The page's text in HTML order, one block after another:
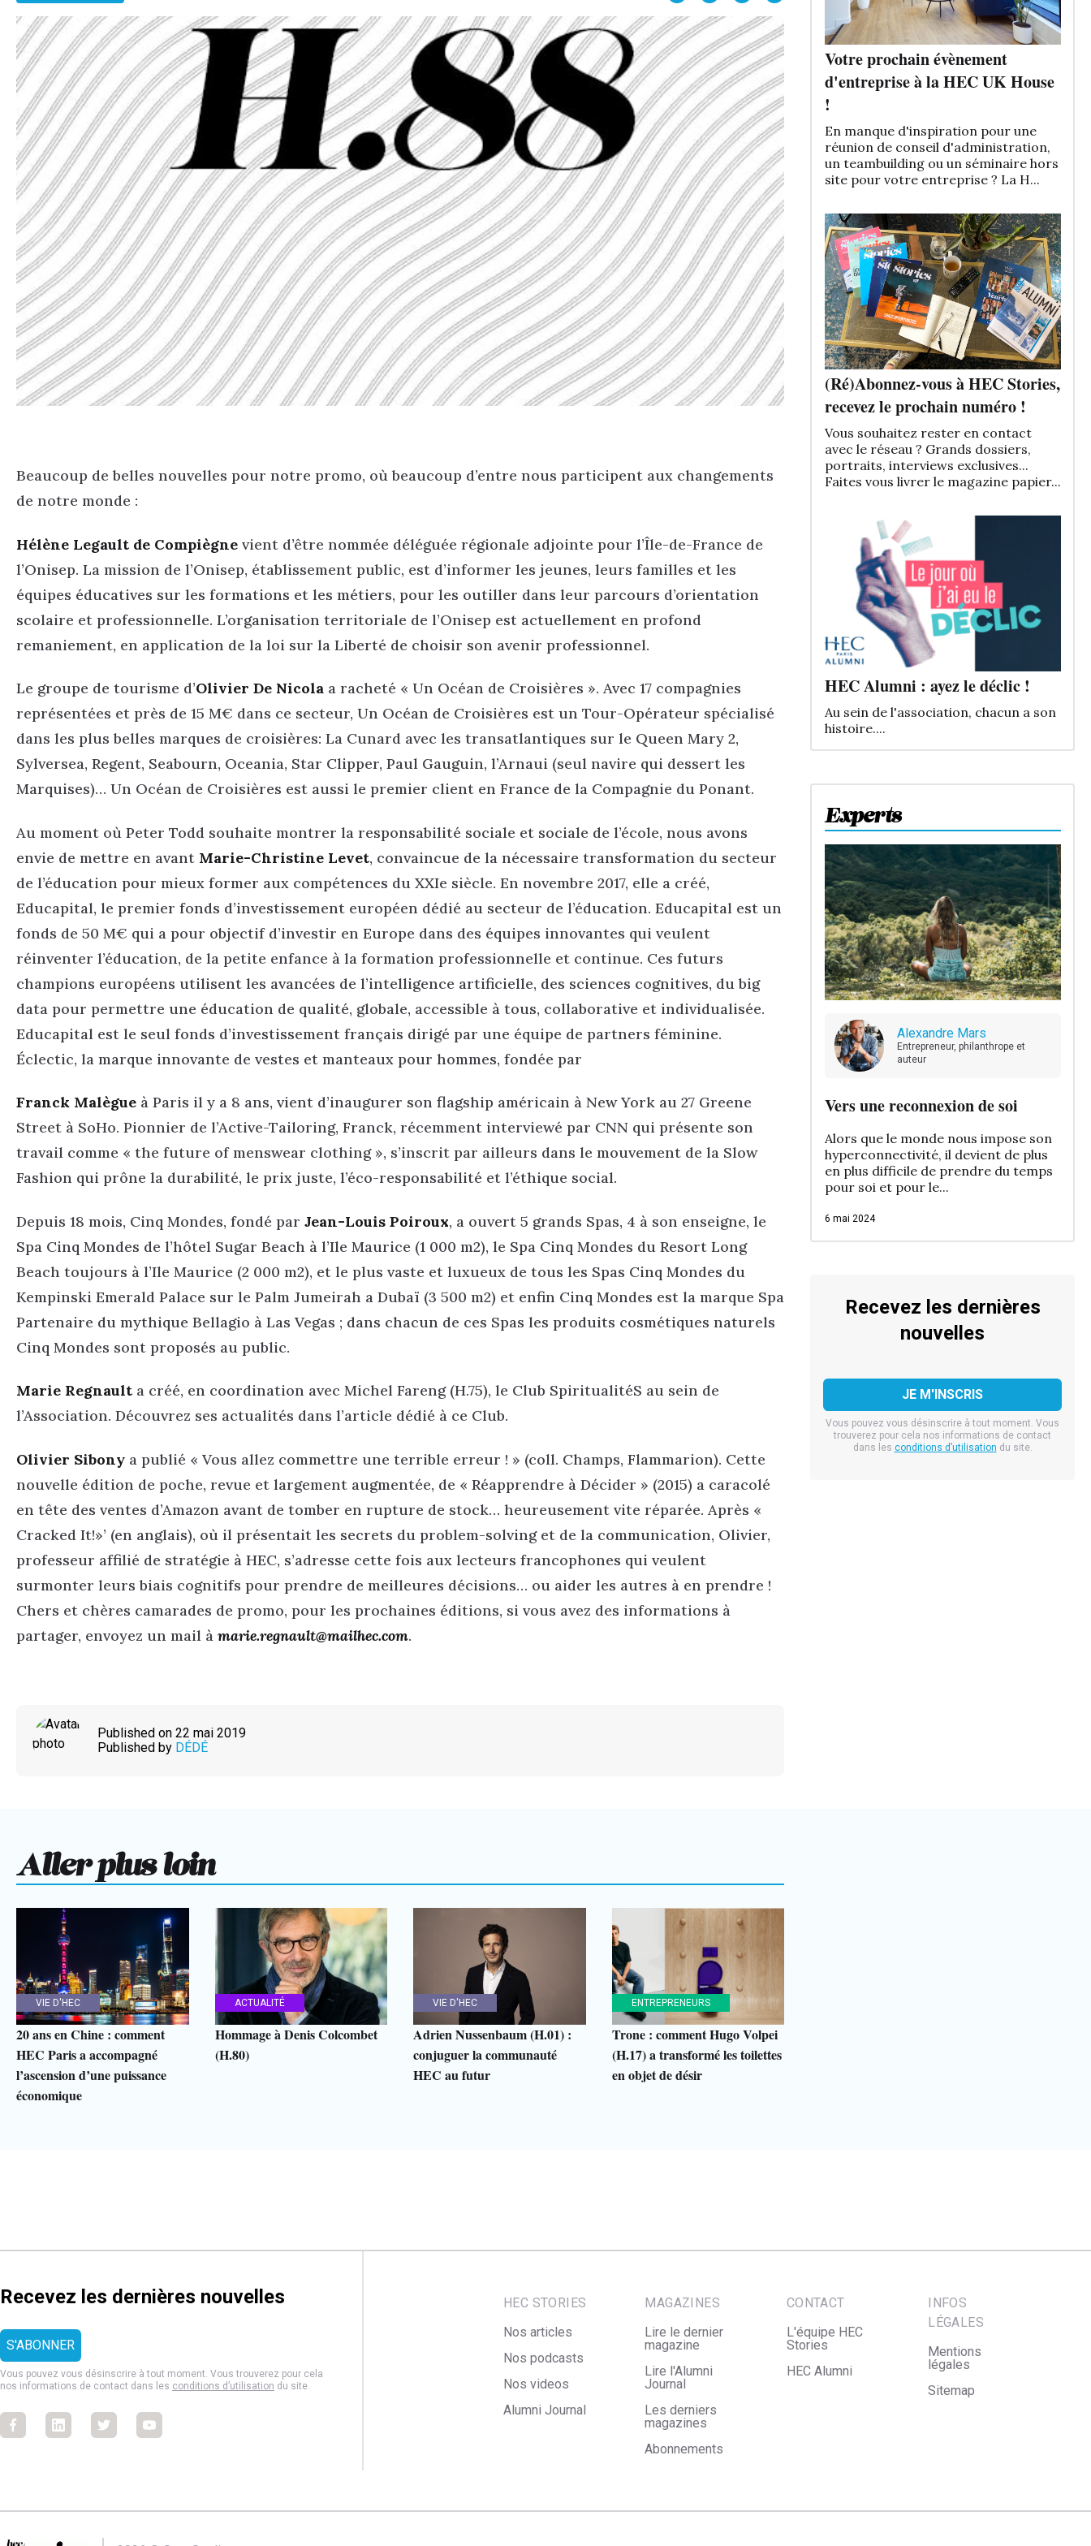
Beaucoup de belles nouvelles pour notre promo, où beaucoup d’entre nous participent aux changements
de notre monde :
Hélène Legault de Compiègne vient d’être nommée déléguée régionale adjointe pour l’Île-de-France de
l’Onisep. La mission de l’Onisep, établissement public, est d’informer les jeunes, leurs familles et les
équipes éducatives sur les formations et les métiers, pour les outiller dans leur parcours d’orientation
scolaire et professionnelle. L’organisation territoriale de l’Onisep est actuellement en profond
remaniement, en application de la loi sur la Liberté de choisir son avenir professionnel.
Le groupe de tourisme d’Olivier De Nicola a racheté « Un Océan de Croisières ». Avec 17 compagnies
représentées et près de 15 M€ dans ce secteur, Un Océan de Croisières est un Tour-Opérateur spécialisé
dans les plus belles marques de croisières: La Cunard avec les transatlantiques sur le Queen Mary 2,
Sylversea, Regent, Seabourn, Oceania, Star Clipper, Paul Gauguin, l’Arnaui (seul navire qui dessert les
Marquises)… Un Océan de Croisières est aussi le premier client en France de la Compagnie du Ponant.
Au moment où Peter Todd souhaite montrer la responsabilité sociale et sociale de l’école, nous avons
envie de mettre en avant Marie-Christine Levet, convaincue de la nécessaire transformation du secteur
de l’éducation pour mieux former aux compétences du XXIe siècle. En novembre 2017, elle a créé,
Educapital, le premier fonds d’investissement européen dédié au secteur de l’éducation. Educapital est un
fonds de 50 M€ qui a pour objectif d’investir en Europe dans des équipes innovantes qui veulent
réinventer l’éducation, de la petite enfance à la formation professionnelle et continue. Ces futurs
champions européens utilisent les avancées de l’intelligence artificielle, des sciences cognitives, du big
data pour permettre une éducation de qualité, globale, accessible à tous, collaborative et individualisée.
Educapital est le seul fonds d’investissement français dirigé par une équipe de partners féminine.
Éclectic, la marque innovante de vestes et manteaux pour hommes, fondée par
Franck Malègue à Paris il y a 8 ans, vient d’inaugurer son flagship américain à New York au 27 Greene
Street à SoHo. Pionnier de l’Active-Tailoring, Franck, récemment interviewé par CNN qui présente son
travail comme « the future of menswear clothing », s’inscrit par ailleurs dans le mouvement de la Slow
Fashion qui prône la durabilité, le prix juste, l’éco-responsabilité et l’éthique social.
Depuis 18 mois, Cinq Mondes, fondé par Jean-Louis Poiroux, a ouvert 5 grands Spas, 4 à son enseigne, le
Spa Cinq Mondes de l’hôtel Sugar Beach à l’Ile Maurice (1 000 m2), le Spa Cinq Mondes du Resort Long
Beach toujours à l’Ile Maurice (2 000 m2), et le plus vaste et luxueux de tous les Spas Cinq Mondes du
Kempinski Emerald Palace sur le Palm Jumeirah a Dubaï (3 500 m2) et enfin Cinq Mondes est la marque Spa
Partenaire du mythique Bellagio à Las Vegas ; dans chacun de ces Spas les produits cosmétiques naturels
Cinq Mondes sont proposés au public.
Marie Regnault a créé, en coordination avec Michel Fareng (H.75), le Club SpiritualitéS au sein de
l’Association. Découvrez ses actualités dans l’article dédié à ce Club.
Olivier Sibony a publié « Vous allez commettre une terrible erreur ! » (coll. Champs, Flammarion). Cette
nouvelle édition de poche, revue et largement augmentée, de « Réapprendre à Décider » (2015) a caracolé
en tête des ventes d’Amazon avant de tomber en rupture de stock… heureusement vite réparée. Après «
Cracked It!»’ (en anglais), où il présentait les secrets du problem-solving et de la communication, Olivier,
professeur affilié de stratégie à HEC, s’adresse cette fois aux lecteurs francophones qui veulent
surmonter leurs biais cognitifs pour prendre de meilleures décisions… ou aider les autres à en prendre !
Chers et chères camarades de promo, pour les prochaines éditions, si vous avez des informations à
partager, envoyez un mail à marie.regnault@mailhec.com.
Published on 22 mai 2019
Published by DÉDÉ
Aller plus loin
VIE D'HEC
20 ans en Chine : comment
HEC Paris a accompagné
l’ascension d’une puissance
économique
ACTUALITÉ
Hommage à Denis Colcombet
(H.80)
VIE D'HEC
Adrien Nussenbaum (H.01) :
conjuguer la communauté
HEC au futur
ENTREPRENEURS
Trone : comment Hugo Volpei
(H.17) a transformé les toilettes
en objet de désir
Experts
Alexandre Mars
Entrepreneur, philanthrope et
auteur
Vers une reconnexion de soi
Alors que le monde nous impose son
hyperconnectivité, il devient de plus
en plus difficile de prendre du temps
pour soi et pour le...
6 mai 2024
Recevez les dernières
nouvelles
Vous pouvez vous désinscrire à tout moment. Vous
trouverez pour cela nos informations de contact
dans les conditions d’utilisation du site.
Votre prochain évènement
d'entreprise à la HEC UK House
!
En manque d'inspiration pour une
réunion de conseil d'administration,
un teambuilding ou un séminaire hors
site pour votre entreprise ? La H...
(Ré)Abonnez-vous à HEC Stories,
recevez le prochain numéro !
Vous souhaitez rester en contact
avec le réseau ? Grands dossiers,
portraits, interviews exclusives...
Faites vous livrer le magazine papier...
HEC Alumni : ayez le déclic !
Au sein de l'association, chacun a son
histoire....
Recevez les dernières nouvelles
Vous pouvez vous désinscrire à tout moment. Vous trouverez pour cela
nos informations de contact dans les conditions d’utilisation du site.
FacebookFacebookFacebookFacebook
HEC STORIES
Nos articles
Nos podcasts
Nos videos
Alumni Journal
MAGAZINES
Lire le dernier
magazine
Lire l'Alumni
Journal
Les derniers
magazines
Abonnements
CONTACT
L'équipe HEC
Stories
HEC Alumni
INFOS
LÉGALES
Mentions
légales
Sitemap